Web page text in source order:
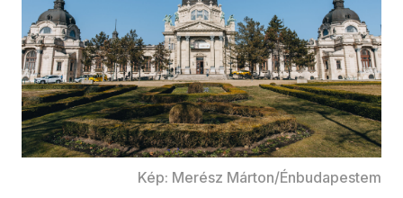
Kép: Merész Márton/Énbudapestem